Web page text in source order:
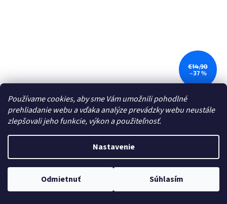
Používame cookies, aby sme Vám umožnili pohodlné
prehliadanie webu a vďaka analýze prevádzky webu neustále
zlepšovali jeho funkcie, výkon a použiteľnosť.
Nastavenie
Odmietnuť Súhlasím
€14,90
–37 %
Podložka z lepenky pod tortu slnečnice 22cm (cena za
100ks)
€9,31/ balení
€0,09 / 1 ks
Do košíka